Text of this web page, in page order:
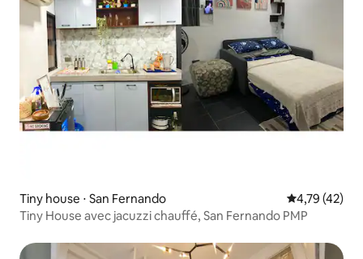
Tiny house ⋅ San Fernando Évaluation
4,79 (42)
Tiny House avec jacuzzi chauffé, San Fernando PMP